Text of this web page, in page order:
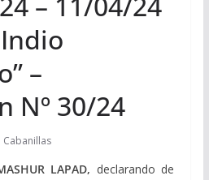
–
Nº 30/24
Cabanillas
LAPAD, declarando de